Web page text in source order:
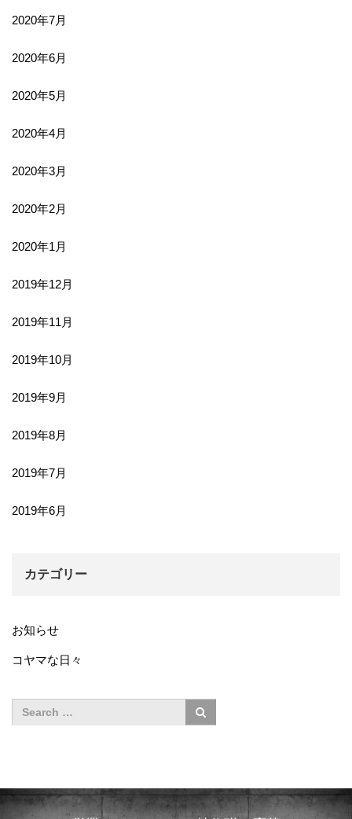
2020年7月
2020年6月
2020年5月
2020年4月
2020年3月
2020年2月
2020年1月
2019年12月
2019年11月
2019年10月
2019年9月
2019年8月
2019年7月
2019年6月
カテゴリー
お知らせ
コヤマな日々